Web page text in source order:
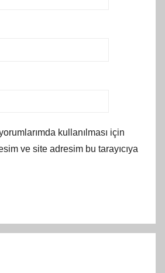
kullanılması için
ve site adresim bu tarayıcıya